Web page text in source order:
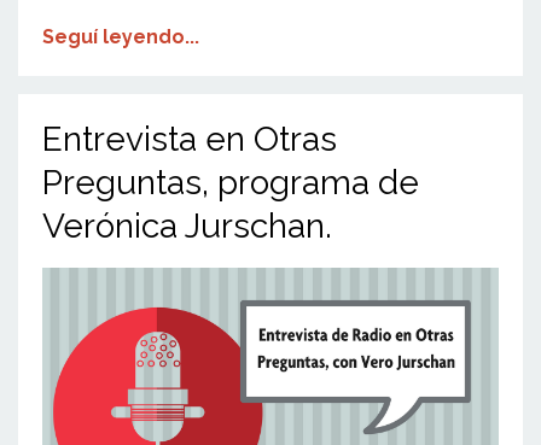
Seguí leyendo...
Entrevista en Otras
Preguntas, programa de
Verónica Jurschan.